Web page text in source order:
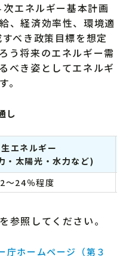
エネルギー基本計画
、経済効率性、環境適
べき政策目標を想定
う将来のエネルギー需
べき姿としてエネルギ
。
し
エネルギー
・太陽光・水力など)
～24％程度
参照してください。
庁ホームページ（第３